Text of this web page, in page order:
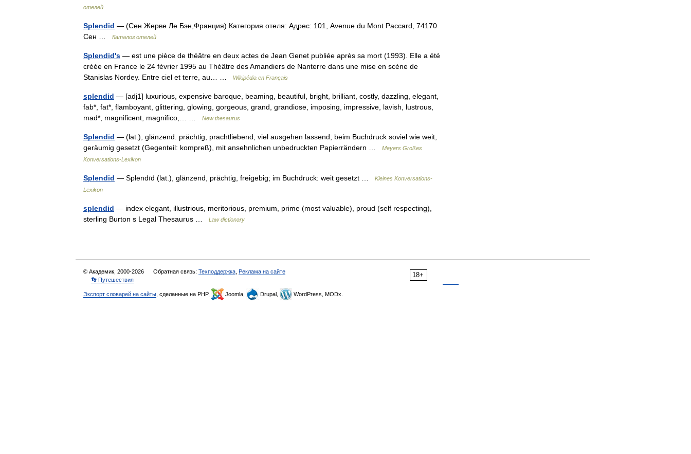
отелей
Splendid — (Сен Жерве Ле Бэн,Франция) Категория отеля: Адрес: 101, Avenue du Mont Paccard, 74170
Сен …
Каталог отелей
Splendid's — est une pièce de théâtre en deux actes de Jean Genet publiée après sa mort (1993). Elle a été
créée en France le 24 février 1995 au Théâtre des Amandiers de Nanterre dans une mise en scène de
Stanislas Nordey. Entre ciel et terre, au… …
Wikipédia en Français
splendid — [adj1] luxurious, expensive baroque, beaming, beautiful, bright, brilliant, costly, dazzling, elegant,
fab*, fat*, flamboyant, glittering, glowing, gorgeous, grand, grandiose, imposing, impressive, lavish, lustrous,
mad*, magnificent, magnifico,… …
New thesaurus
Splendīd — (lat.), glänzend. prächtig, prachtliebend, viel ausgehen lassend; beim Buchdruck soviel wie weit,
geräumig gesetzt (Gegenteil: kompreß), mit ansehnlichen unbedruckten Papierrändern …
Meyers Großes
Konversations-Lexikon
Splendid — Splendīd (lat.), glänzend, prächtig, freigebig; im Buchdruck: weit gesetzt …
Kleines Konversations-
Lexikon
splendid — index elegant, illustrious, meritorious, premium, prime (most valuable), proud (self respecting),
sterling Burton s Legal Thesaurus …
Law dictionary
18+
© Академик, 2000-2026 Обратная связь: Техподдержка Реклама на сайте
👣 Путешествия
Экспорт словарей на сайты , сделанные на PHP, Joomla, Drupal, WordPress, MODx.